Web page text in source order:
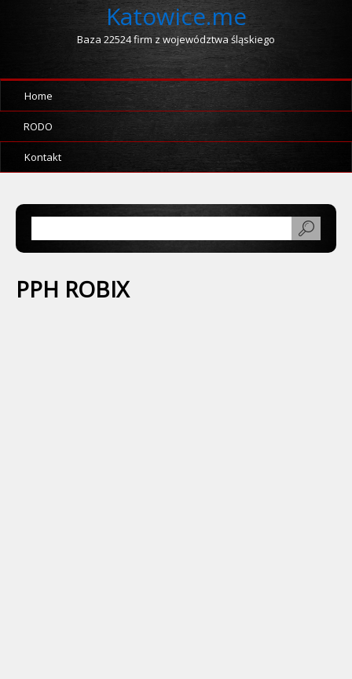
Katowice.me
Baza 22524 firm z województwa śląskiego
Home
RODO
Kontakt
PPH ROBIX